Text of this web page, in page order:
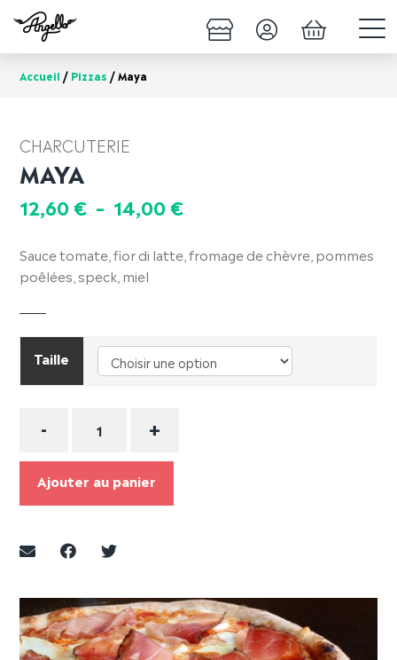
Accueil / Pizzas / Maya
CHARCUTERIE
MAYA
12,60 € – 14,00 €Plage
prix :
12,60 €
Sauce tomate, fior di latte, fromage de chèvre, pommes
poêlées, speck, miel
Taille
- +
Ajouter au panier